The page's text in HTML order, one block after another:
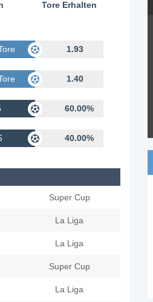
Tore Erhalten
Geschossen 1.93
Erhalten 1.40
60.00%
40.00%
Super Cup
La Liga
La Liga
Super Cup
La Liga